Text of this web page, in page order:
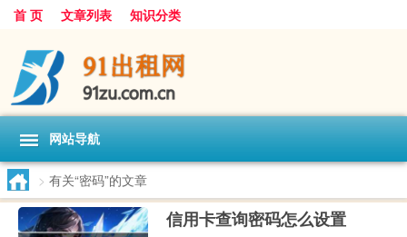
首 页 文章列表 知识分类
网站导航
> 有关“密码”的文章
信用卡查询密码怎么设置